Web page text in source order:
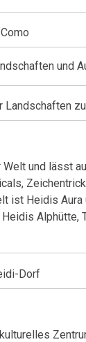
und
Landschaften
Welt und lässt
ist Heidis
Alphütte,
Dorf